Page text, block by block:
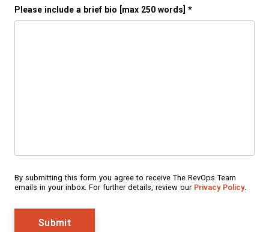
Please include a brief bio [max 250 words] *
By submitting this form you agree to receive The RevOps Team
emails in your inbox. For further details, review our Privacy Policy.